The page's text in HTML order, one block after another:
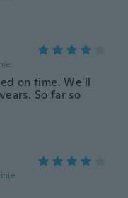
on time. We'll
So far so